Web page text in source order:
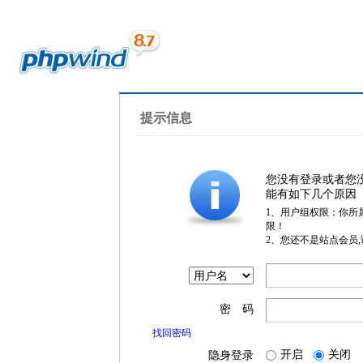
提示信息
您没有登录或者您
能有如下几个原因
1、用户组权限：你所
限！
2、您还不是站点会员
密 码
找回密码
隐身登录 开启 关闭